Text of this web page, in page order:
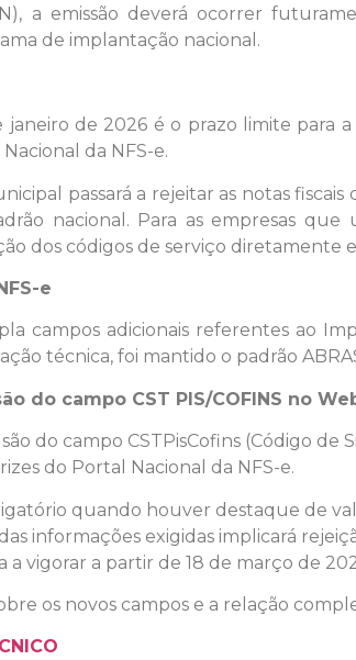
a emissão deverá ocorrer
de implantação nacional.
janeiro de 2026 é o prazo limite para
da NFS-e.
passará a rejeitar as notas
nacional. Para as empresas
dos códigos de serviço diretamente
e
campos adicionais referentes ao
técnica, foi mantido o padrão
do campo CST PIS/COFINS no
do campo CSTPisCofins (Código
do Portal Nacional da NFS-e.
quando houver destaque de
informações exigidas implicará
a vigorar a partir de 18 de março de
os novos campos e a relação